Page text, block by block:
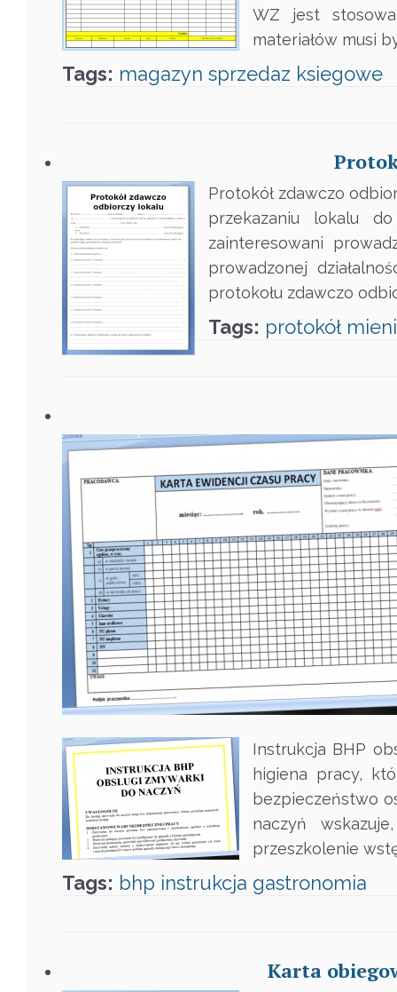
WZ jest
materiałów musi
Tags: magazyn sprzedaz ksiegowe
Protokół zdawczo
przekazaniu lokalu
zainteresowani
prowadzonej
protokołu zdawczo
Tags: protokół
Instrukcja BHP
higiena pracy,
bezpieczeństwo
naczyń
przeszkolenie
Tags: bhp instrukcja gastronomia
Karta